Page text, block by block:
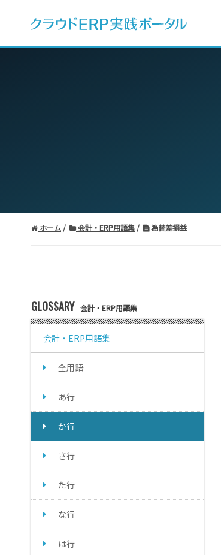
ホーム 会計・ERP用語集 為替差損益
GLOSSARY 会計・ERP用語集
会計・ERP用語集
全用語
あ行
か行
さ行
た行
な行
は行